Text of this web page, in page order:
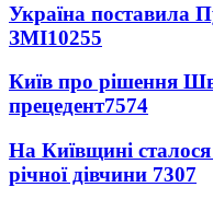
Україна поставила
ЗМІ10255
Київ про рішення
прецедент7574
На Київщині
річної дівчини 7307